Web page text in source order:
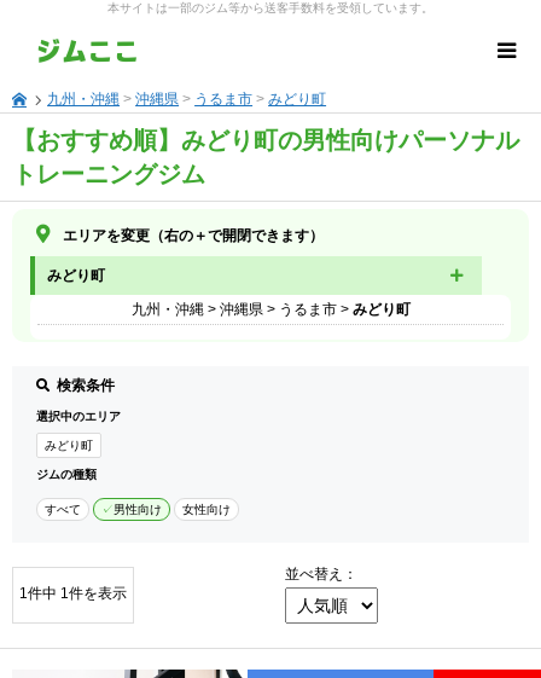
本サイトは一部のジム等から送客手数料を受領しています。
九州・沖縄 >沖縄県 > うるま市 >みどり町
【おすすめ順】みどり町の男性向けパーソナル
トレーニングジム
エリアを変更（右の＋で開閉できます）
みどり町
九州・沖縄> 沖縄県> うるま市> みどり町
検索条件
選択中のエリア
みどり町
ジムの種類
すべて 男性向け 女性向け
1件中 1件を表示
並べ替え：